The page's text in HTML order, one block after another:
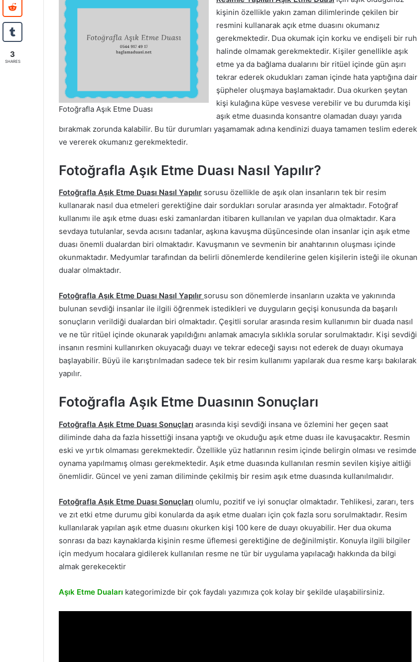
Fotoğrafla Aşık Etme Duası
kişinin özellikle yakın zaman dilimlerinde çekilen bir
resmini kullanarak açık etme duasını okumanız
gerekmektedir. Dua okumak için korku ve endişeli bir ruh
halinde olmamak gerekmektedir. Kişiler genellikle aşık
etme ya da bağlama dualarını bir ritüel içinde gün aşırı
tekrar ederek okudukları zaman içinde hata yaptığına dair
şüpheler oluşmaya başlamaktadır. Dua okurken şeytan
kişi kulağına küpe vesvese verebilir ve bu durumda kişi
aşık etme duasında konsantre olamadan duayı yarıda
bırakmak zorunda kalabilir. Bu tür durumları yaşamamak adına kendinizi duaya tamamen teslim ederek
ve vererek okumanız gerekmektedir.
Fotoğrafla Aşık Etme Duası Nasıl Yapılır?
Fotoğrafla Aşık Etme Duası Nasıl Yapılır sorusu özellikle de aşık olan insanların tek bir resim
kullanarak nasıl dua etmeleri gerektiğine dair sordukları sorular arasında yer almaktadır. Fotoğraf
kullanımı ile aşık etme duası eski zamanlardan itibaren kullanılan ve yapılan dua olmaktadır. Kara
sevdaya tutulanlar, sevda acısını tadanlar, aşkına kavuşma düşüncesinde olan insanlar için aşık etme
duası önemli dualardan biri olmaktadır. Kavuşmanın ve sevmenin bir anahtarının oluşması içinde
okunmaktadır. Medyumlar tarafından da belirli dönemlerde kendilerine gelen kişilerin isteği ile okunan
dualar olmaktadır.
Fotoğrafla Aşık Etme Duası Nasıl Yapılır sorusu son dönemlerde insanların uzakta ve yakınında
bulunan sevdiği insanlar ile ilgili öğrenmek istedikleri ve duyguların geçişi konusunda da başarılı
sonuçların verildiği dualardan biri olmaktadır. Çeşitli sorular arasında resim kullanımın bir duada nasıl
ve ne tür ritüel içinde okunarak yapıldığını anlamak amacıyla sıklıkla sorular sorulmaktadır. Kişi sevdiği
insanın resmini kullanırken okuyacağı duayı ve tekrar edeceği sayısı not ederek de duayı okumaya
başlayabilir. Büyü ile karıştırılmadan sadece tek bir resim kullanımı yapılarak dua resme karşı bakılarak
yapılır.
Fotoğrafla Aşık Etme Duasının Sonuçları
Fotoğrafla Aşık Etme Duası Sonuçları arasında kişi sevdiği insana ve özlemini her geçen saat
diliminde daha da fazla hissettiği insana yaptığı ve okuduğu aşık etme duası ile kavuşacaktır. Resmin
eski ve yırtık olmaması gerekmektedir. Özellikle yüz hatlarının resim içinde belirgin olması ve resimde
oynama yapılmamış olması gerekmektedir. Aşık etme duasında kullanılan resmin sevilen kişiye aitliği
önemlidir. Güncel ve yeni zaman diliminde çekilmiş bir resim aşık etme duasında kullanılmalıdır.
Fotoğrafla Aşık Etme Duası Sonuçları olumlu, pozitif ve iyi sonuçlar olmaktadır. Tehlikesi, zararı, ters
ve zıt etki etme durumu gibi konularda da aşık etme duaları için çok fazla soru sorulmaktadır. Resim
kullanılarak yapılan aşık etme duasını okurken kişi 100 kere de duayı okuyabilir. Her dua okuma
sonrası da bazı kaynaklarda kişinin resme üflemesi gerektiğine de değinilmiştir. Konuyla ilgili bilgiler
için medyum hocalara gidilerek kullanılan resme ne tür bir uygulama yapılacağı hakkında da bilgi
almak gerekecektir
Aşık Etme Duaları kategorimizde bir çok faydalı yazımıza çok kolay bir şekilde ulaşabilirsiniz.
3
SHARES